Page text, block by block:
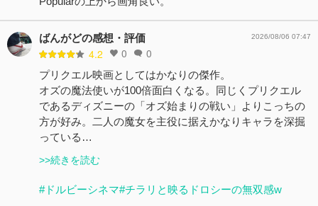
ばんがどの感想・評価
4.2 0 0
2026/08/06 07:47
プリクエル映画としてはかなりの傑作。
オズの魔法使いが100倍面白くなる。同じくプリクエル
であるディズニーの「オズ始まりの戦い」よりこっちの
方が好み。二人の魔女を主役に据えかなりキャラを深掘
っている…
>>続きを読む
#ドルビーシネマ#チラリと映るドロシーの無双感w